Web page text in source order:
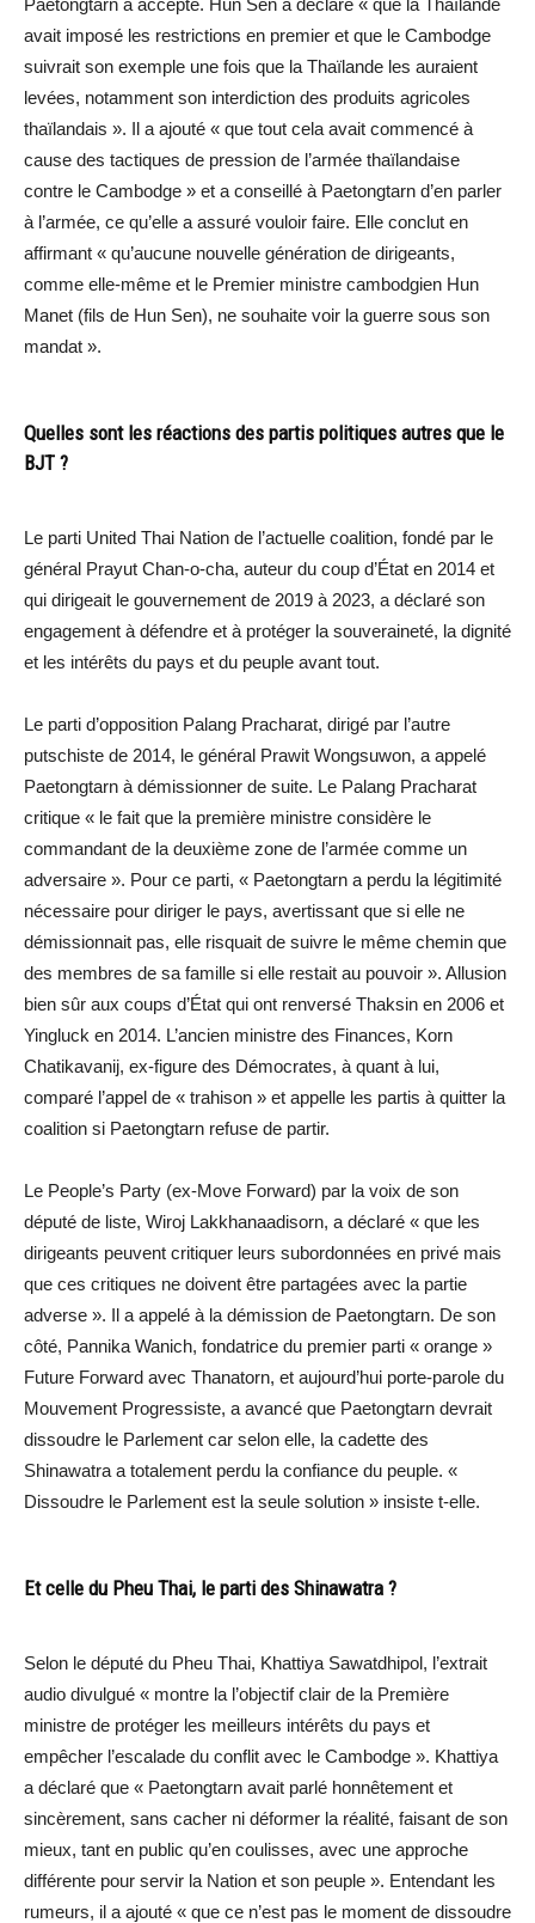
Paetongtarn a accepté. Hun Sen a déclaré « que la Thaïlande
avait imposé les restrictions en premier et que le Cambodge
suivrait son exemple une fois que la Thaïlande les auraient
levées, notamment son interdiction des produits agricoles
thaïlandais ». Il a ajouté « que tout cela avait commencé à
cause des tactiques de pression de l’armée thaïlandaise
contre le Cambodge » et a conseillé à Paetongtarn d’en parler
à l’armée, ce qu’elle a assuré vouloir faire. Elle conclut en
affirmant « qu’aucune nouvelle génération de dirigeants,
comme elle-même et le Premier ministre cambodgien Hun
Manet (fils de Hun Sen), ne souhaite voir la guerre sous son
mandat ».
Quelles sont les réactions des partis politiques autres que le
BJT ?
Le parti United Thai Nation de l’actuelle coalition, fondé par le
général Prayut Chan-o-cha, auteur du coup d’État en 2014 et
qui dirigeait le gouvernement de 2019 à 2023, a déclaré son
engagement à défendre et à protéger la souveraineté, la dignité
et les intérêts du pays et du peuple avant tout.
Le parti d’opposition Palang Pracharat, dirigé par l’autre
putschiste de 2014, le général Prawit Wongsuwon, a appelé
Paetongtarn à démissionner de suite. Le Palang Pracharat
critique « le fait que la première ministre considère le
commandant de la deuxième zone de l’armée comme un
adversaire ». Pour ce parti, « Paetongtarn a perdu la légitimité
nécessaire pour diriger le pays, avertissant que si elle ne
démissionnait pas, elle risquait de suivre le même chemin que
des membres de sa famille si elle restait au pouvoir ». Allusion
bien sûr aux coups d’État qui ont renversé Thaksin en 2006 et
Yingluck en 2014. L’ancien ministre des Finances, Korn
Chatikavanij, ex-figure des Démocrates, à quant à lui,
comparé l’appel de « trahison » et appelle les partis à quitter la
coalition si Paetongtarn refuse de partir.
Le People’s Party (ex-Move Forward) par la voix de son
député de liste, Wiroj Lakkhanaadisorn, a déclaré « que les
dirigeants peuvent critiquer leurs subordonnées en privé mais
que ces critiques ne doivent être partagées avec la partie
adverse ». Il a appelé à la démission de Paetongtarn. De son
côté, Pannika Wanich, fondatrice du premier parti « orange »
Future Forward avec Thanatorn, et aujourd’hui porte-parole du
Mouvement Progressiste, a avancé que Paetongtarn devrait
dissoudre le Parlement car selon elle, la cadette des
Shinawatra a totalement perdu la confiance du peuple. «
Dissoudre le Parlement est la seule solution » insiste t-elle.
Et celle du Pheu Thai, le parti des Shinawatra ?
Selon le député du Pheu Thai, Khattiya Sawatdhipol, l’extrait
audio divulgué « montre la l’objectif clair de la Première
ministre de protéger les meilleurs intérêts du pays et
empêcher l’escalade du conflit avec le Cambodge ». Khattiya
a déclaré que « Paetongtarn avait parlé honnêtement et
sincèrement, sans cacher ni déformer la réalité, faisant de son
mieux, tant en public qu’en coulisses, avec une approche
différente pour servir la Nation et son peuple ». Entendant les
rumeurs, il a ajouté « que ce n’est pas le moment de dissoudre